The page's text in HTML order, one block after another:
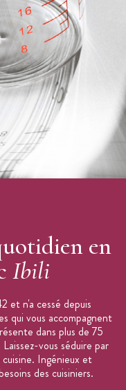
en
Ibili
et n'a cessé depuis
qui vous accompagnent
dans plus de 75
vous séduire par
Ingénieux et
des cuisiniers.